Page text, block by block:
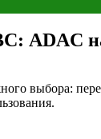
выбора: